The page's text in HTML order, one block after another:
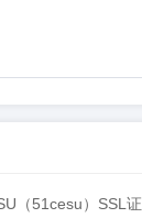
（51cesu）SSL